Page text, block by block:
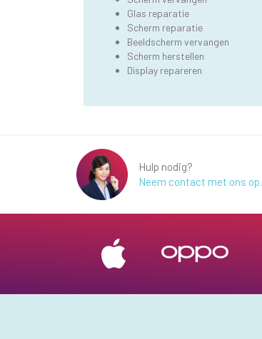
Glas reparatie
Scherm reparatie
Beeldscherm vervangen
Scherm herstellen
Display repareren
Hulp nodig?
Neem contact met ons op.